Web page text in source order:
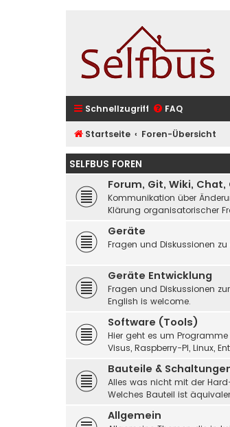
Schnellzugriff FAQ
Startseite Foren-Übersicht
SELFBUS FOREN
Forum, Git, Wiki,
Kommunikation über
Klärung organisatorischer
Geräte
Fragen und Diskussionen
Geräte Entwicklung
Fragen und Diskussionen
English is welcome.
Software (Tools)
Hier geht es um
Visus, Raspberry-PI, Linux,
Bauteile &
Alles was nicht mit der
Welches Bauteil ist
Allgemein